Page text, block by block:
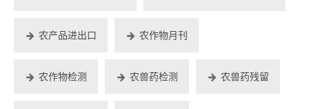
农产品进出口 农作物月刊
农作物检测 农兽药检测 农兽药残留